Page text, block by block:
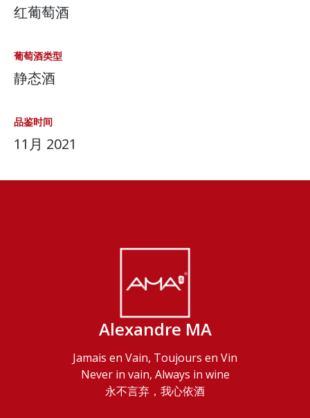
红葡萄酒
葡萄酒类型
静态酒
品鉴时间
11月 2021
Alexandre MA
Jamais en Vain, Toujours en Vin
Never in vain, Always in wine
永不言弃，我心依酒